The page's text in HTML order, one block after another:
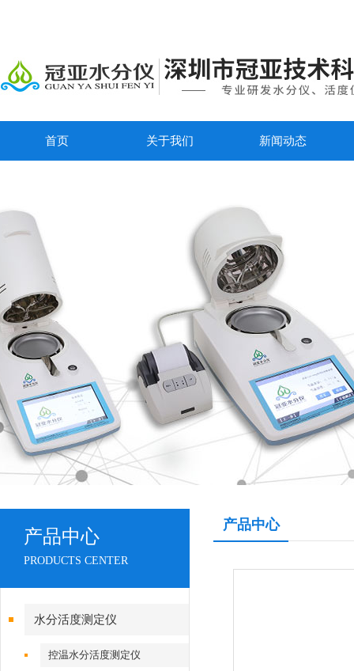
首页 关于我们 新闻动态
产品中心
PRODUCTS CENTER
水分活度测定仪
控温水分活度测定仪
产品中心